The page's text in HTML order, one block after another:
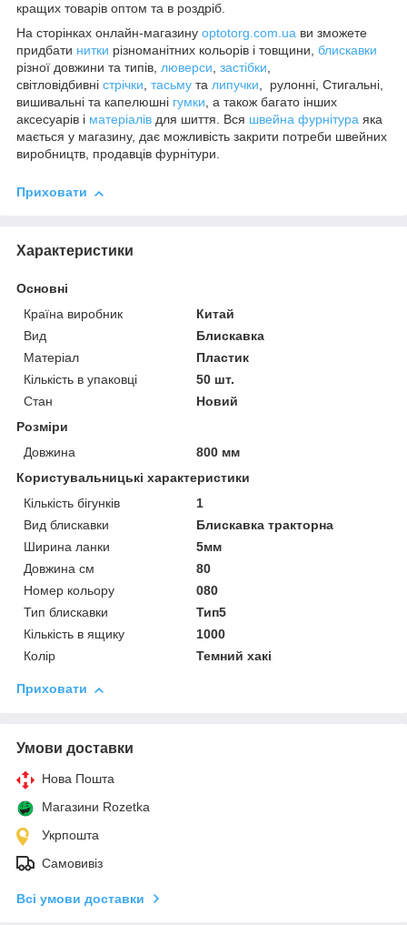
кращих товарів оптом та в роздріб.
На сторінках онлайн-магазину optotorg.com.ua ви зможете
придбати нитки різноманітних кольорів і товщини, блискавки
різної довжини та типів, люверси, застібки,
світловідбивні стрічки, тасьму та липучки, рулонні, Стигальні,
вишивальні та капелюшні гумки, а також багато інших
аксесуарів і матеріалів для шиття. Вся швейна фурнітура яка
мається у магазину, дає можливість закрити потреби швейних
виробництв, продавців фурнітури.
Приховати
Характеристики
Основні
Країна виробник
Китай
Вид
Блискавка
Матеріал
Пластик
Кількість в упаковці
50 шт.
Стан
Новий
Розміри
Довжина
800 мм
Користувальницькі характеристики
Кількість бігунків
1
Вид блискавки
Блискавка тракторна
Ширина ланки
5мм
Довжина см
80
Номер кольору
080
Тип блискавки
Тип5
Кількість в ящику
1000
Колір
Темний хакі
Приховати
Умови доставки
Нова Пошта
Магазини Rozetka
Укрпошта
Самовивіз
Всі умови доставки